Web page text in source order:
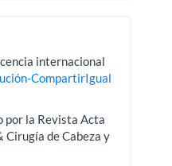
internacional
CompartirIgual
por la Revista Acta
de Cabeza y